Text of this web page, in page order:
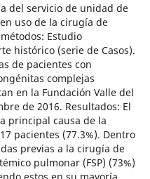
del servicio de unidad de
uso de la cirugía de
Estudio
histórico (serie de Casos).
de pacientes con
complejas
en la Fundación Valle del
de 2016. Resultados: El
principal causa de la
pacientes (77.3%). Dentro
previas a la cirugía de
pulmonar (FSP) (73%)